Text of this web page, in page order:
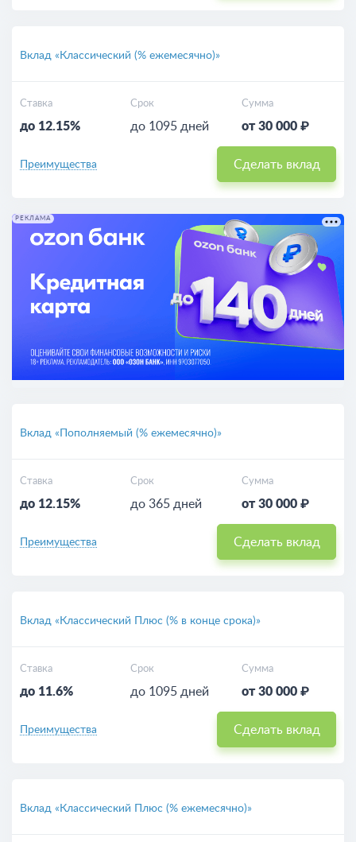
Вклад «Классический (% ежемесячно)»
Ставка
до 12.15%
Срок
до 1095 дней
Сумма
от 30 000 ₽
Преимущества Сделать вклад
РЕКЛАМА
Вклад «Пополняемый (% ежемесячно)»
Ставка
до 12.15%
Срок
до 365 дней
Сумма
от 30 000 ₽
Преимущества Сделать вклад
Вклад «Классический Плюс (% в конце срока)»
Ставка
до 11.6%
Срок
до 1095 дней
Сумма
от 30 000 ₽
Преимущества Сделать вклад
Вклад «Классический Плюс (% ежемесячно)»